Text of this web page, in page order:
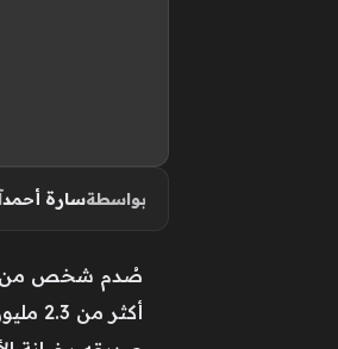
بواسطةسارة أحمد
صُدم شخص من